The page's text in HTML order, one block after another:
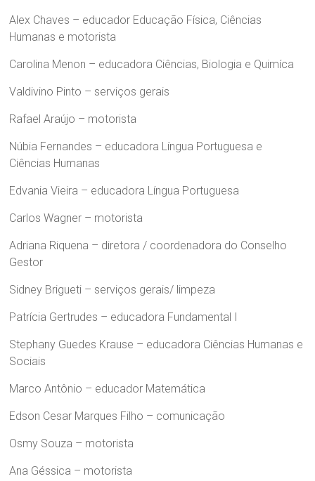
Alex Chaves – educador Educação Física, Ciências
Humanas e motorista
Carolina Menon – educadora Ciências, Biologia e Quimíca
Valdivino Pinto – serviços gerais
Rafael Araújo – motorista
Núbia Fernandes – educadora Língua Portuguesa e
Ciências Humanas
Edvania Vieira – educadora Língua Portuguesa
Carlos Wagner – motorista
Adriana Riquena – diretora / coordenadora do Conselho
Gestor
Sidney Brigueti – serviços gerais/ limpeza
Patrícia Gertrudes – educadora Fundamental I
Stephany Guedes Krause – educadora Ciências Humanas e
Sociais
Marco Antônio – educador Matemática
Edson Cesar Marques Filho – comunicação
Osmy Souza – motorista
Ana Géssica – motorista